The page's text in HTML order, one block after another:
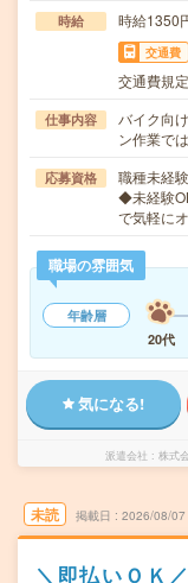
時給 時給1350
交通費
交通費規
仕事内容
バイク向
ン作業で
応募資格
職種未経
◆未経験
で気軽に
職場の雰囲気
年齢層
20代
気になる!
派遣会社 株式
未読 掲載日 2026/08/07
＼即払いＯＫ